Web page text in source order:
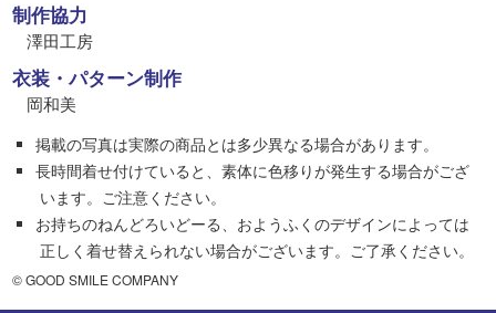
制作協力
澤田工房
衣装・パターン制作
岡和美
掲載の写真は実際の商品とは多少異なる場合があります。
長時間着せ付けていると、素体に色移りが発生する場合がござ
います。ご注意ください。
お持ちのねんどろいどーる、おようふくのデザインによっては
正しく着せ替えられない場合がございます。ご了承ください。
© GOOD SMILE COMPANY